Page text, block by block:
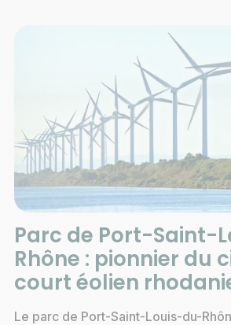
Parc de Port-Saint-
Rhône : pionnier du
court éolien
Le parc de Port-Saint-Louis-du-